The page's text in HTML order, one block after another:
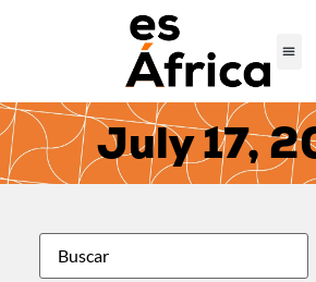
July 17,